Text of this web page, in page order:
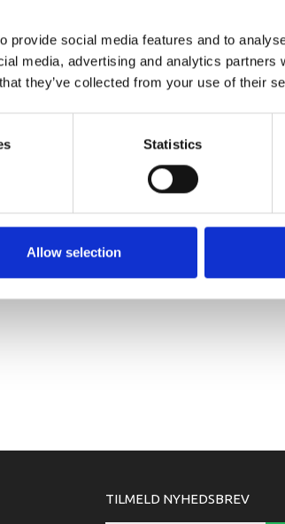
provide social media features and to
media, advertising and analytics partners
they’ve collected from your use of their
Statistics
Allow selection
enkelte tilfælde være produkter, som ikke kan
TILMELD NYHEDSBREV